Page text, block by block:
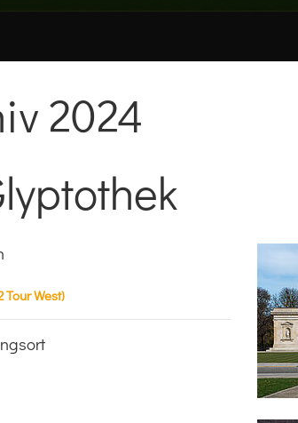
2024
Tour West)